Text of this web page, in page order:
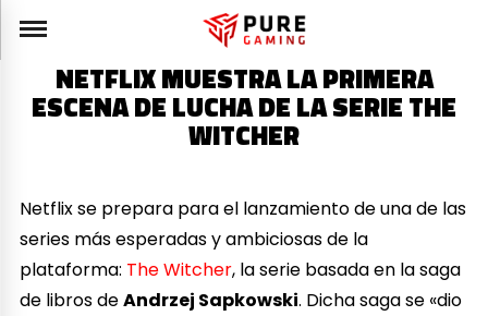
NETFLIX MUESTRA LA PRIMERA
ESCENA DE LUCHA DE LA SERIE THE
WITCHER
Netflix se prepara para el lanzamiento de una de las
series más esperadas y ambiciosas de la
plataforma: The Witcher, la serie basada en la saga
de libros deAndrzej Sapkowski. Dicha saga se «dio